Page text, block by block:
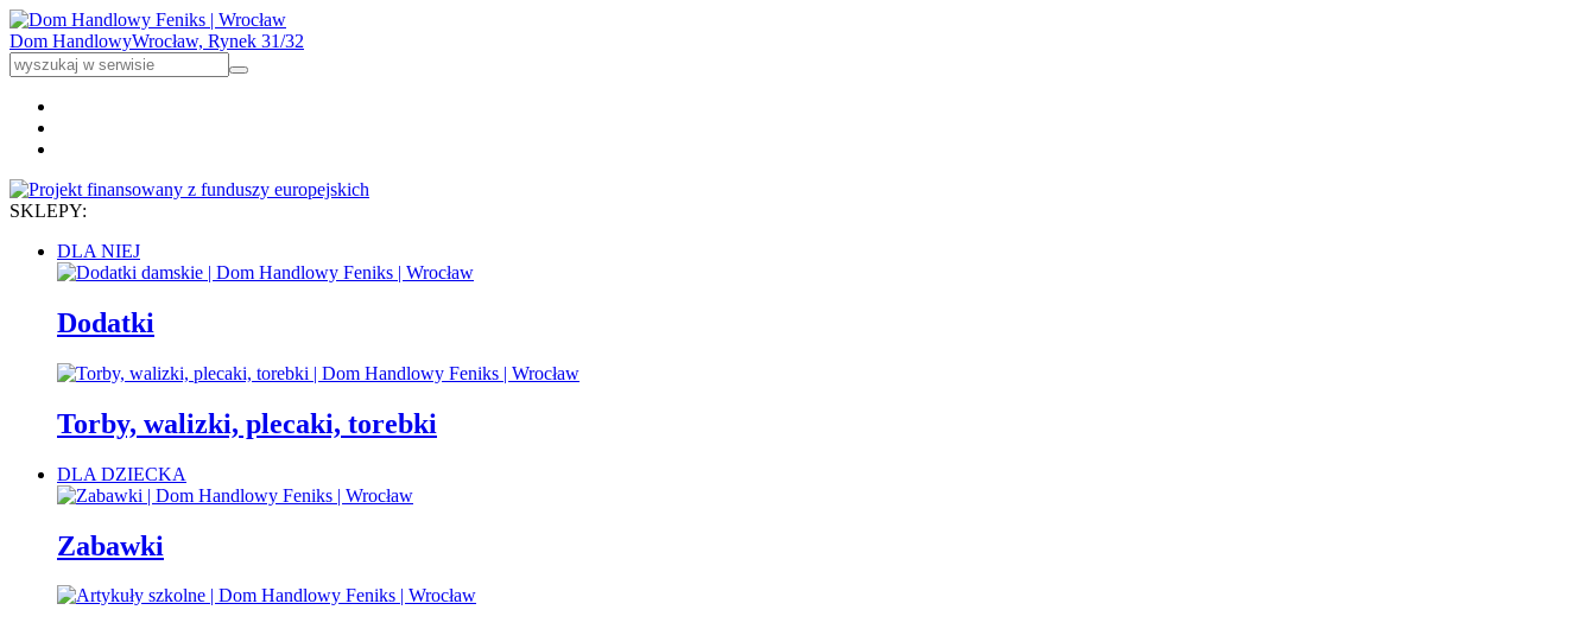
Dom HandlowyWrocław, Rynek 31/32
SKLEPY:
DLA NIEJ
Dodatki
Torby, walizki, plecaki, torebki
DLA DZIECKA
Zabawki